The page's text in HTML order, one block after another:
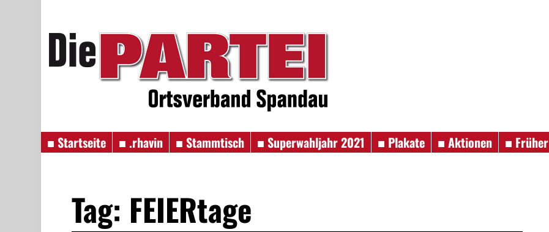
■ Startseite ■ .rhavin ■ Stammtisch ■ Superwahljahr 2021 ■ Plakate ■ Aktionen
■ Früher
Tag: FEIERtage